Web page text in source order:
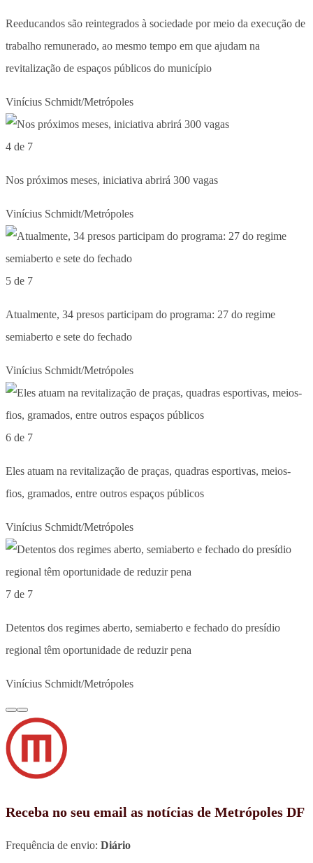
Reeducandos são reintegrados à sociedade por meio da execução de
trabalho remunerado, ao mesmo tempo em que ajudam na
revitalização de espaços públicos do município
Vinícius Schmidt/Metrópoles
4 de 7
Nos próximos meses, iniciativa abrirá 300 vagas
Vinícius Schmidt/Metrópoles
5 de 7
Atualmente, 34 presos participam do programa: 27 do regime
semiaberto e sete do fechado
Vinícius Schmidt/Metrópoles
6 de 7
Eles atuam na revitalização de praças, quadras esportivas, meios-
fios, gramados, entre outros espaços públicos
Vinícius Schmidt/Metrópoles
7 de 7
Detentos dos regimes aberto, semiaberto e fechado do presídio
regional têm oportunidade de reduzir pena
Vinícius Schmidt/Metrópoles
Receba no seu email as notícias de Metrópoles DF
Frequência de envio: Diário